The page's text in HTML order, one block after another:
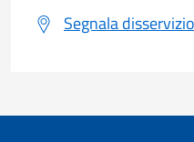
Segnala disservizio